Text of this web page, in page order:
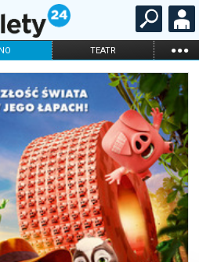
TEATR ...
BALET
STAND-UP
KARNETY